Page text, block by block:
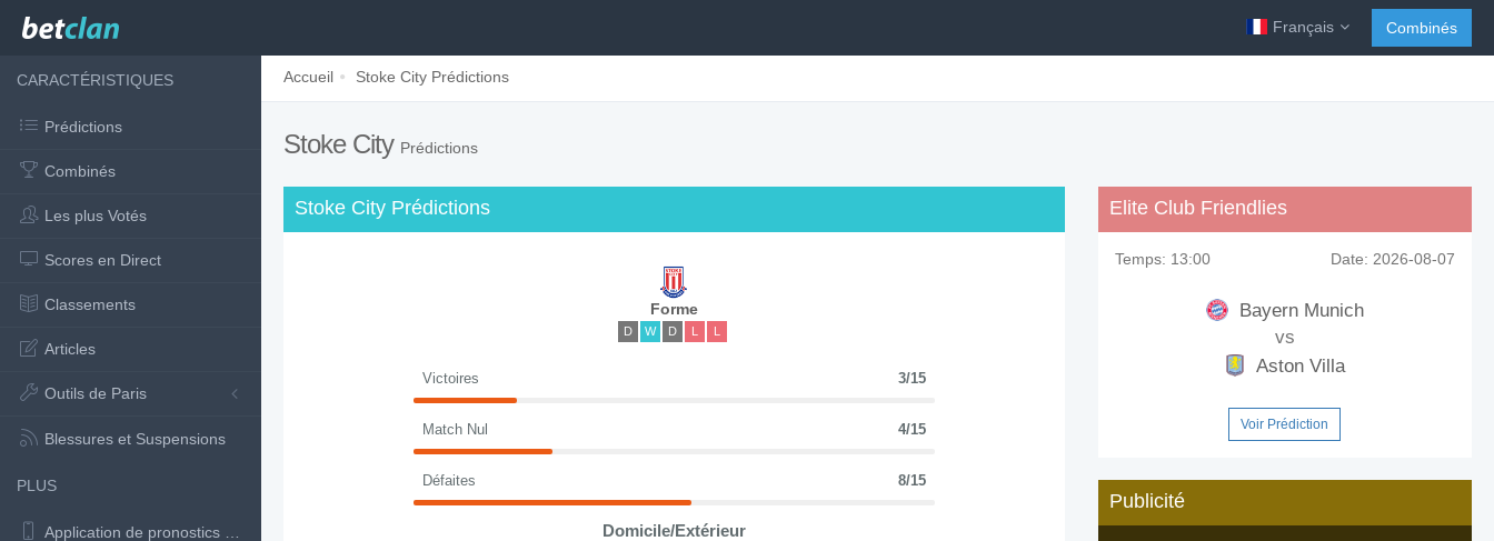
Français Combinés
CARACTÉRISTIQUES
Prédictions
Combinés
Les plus Votés
Scores en Direct
Classements
Articles
Outils de Paris
Blessures et Suspensions
PLUS
Application de pronostics de football
Accueil Stoke City Prédictions
Stoke City Prédictions
Stoke City Prédictions
Forme
D W D L L
Victoires 3/15
Match Nul 4/15
Défaites 8/15
Domicile/Extérieur
Elite Club Friendlies
Temps: 13:00 Date: 2026-08-07
Bayern Munich
vs
Aston Villa
Voir Prédiction
Publicité